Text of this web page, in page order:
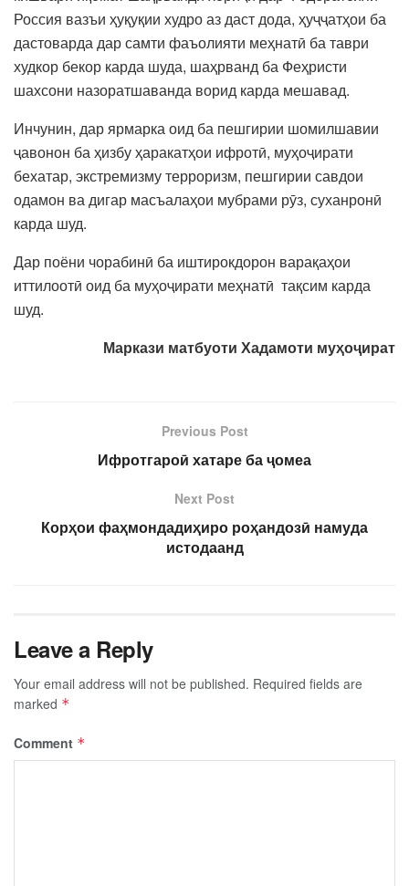
Россия вазъи ҳуқуқии худро аз даст дода, ҳуҷҷатҳои ба
дастоварда дар самти фаъолияти меҳнатӣ ба таври
худкор бекор карда шуда, шаҳрванд ба Феҳристи
шахсони назоратшаванда ворид карда мешавад.
Инчунин, дар ярмарка оид ба пешгирии шомилшавии
ҷавонон ба ҳизбу ҳаракатҳои ифротӣ, муҳоҷирати
бехатар, экстремизму терроризм, пешгирии савдои
одамон ва дигар масъалаҳои мубрами рӯз, суханронӣ
карда шуд.
Дар поёни чорабинӣ ба иштирокдорон варақаҳои
иттилоотӣ оид ба муҳоҷирати меҳнатӣ тақсим карда
шуд.
Маркази матбуоти Хадамоти муҳоҷират
Previous Post
Ифротгароӣ хатаре ба ҷомеа
Next Post
Корҳои фаҳмондадиҳиро роҳандозӣ намуда
истодаанд
Leave a Reply
Your email address will not be published. Required fields are
marked *
Comment *